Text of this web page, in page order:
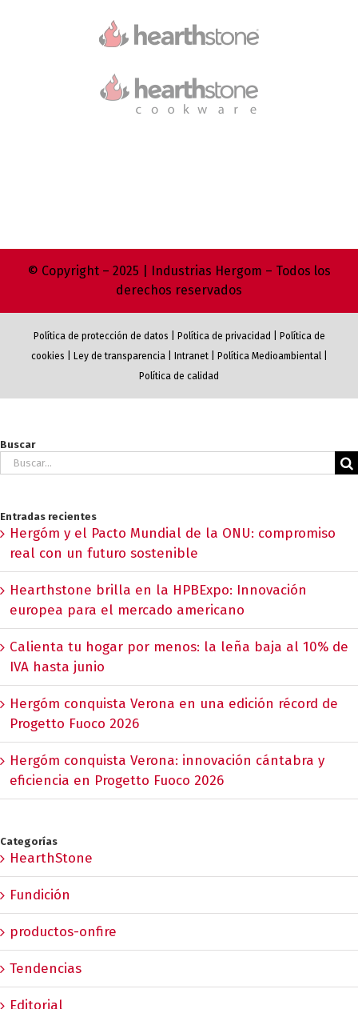
© Copyright – 2025 | Industrias Hergom – Todos los
derechos reservados
Política de protección de datos Política de privacidad
Política de
cookies
Ley de transparencia| Intranet| Política Medioambiental|
Política de calidad
Buscar
Buscar:
Entradas recientes
Hergóm y el Pacto Mundial de la ONU: compromiso
real con un futuro sostenible
Hearthstone brilla en la HPBExpo: Innovación
europea para el mercado americano
Calienta tu hogar por menos: la leña baja al 10% de
IVA hasta junio
Hergóm conquista Verona en una edición récord de
Progetto Fuoco 2026
Hergóm conquista Verona: innovación cántabra y
eficiencia en Progetto Fuoco 2026
Categorías
HearthStone
Fundición
productos-onfire
Tendencias
Editorial